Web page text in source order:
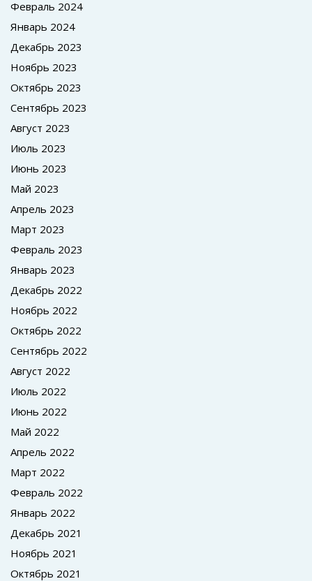
Февраль 2024
Январь 2024
Декабрь 2023
Ноябрь 2023
Октябрь 2023
Сентябрь 2023
Август 2023
Июль 2023
Июнь 2023
Май 2023
Апрель 2023
Март 2023
Февраль 2023
Январь 2023
Декабрь 2022
Ноябрь 2022
Октябрь 2022
Сентябрь 2022
Август 2022
Июль 2022
Июнь 2022
Май 2022
Апрель 2022
Март 2022
Февраль 2022
Январь 2022
Декабрь 2021
Ноябрь 2021
Октябрь 2021